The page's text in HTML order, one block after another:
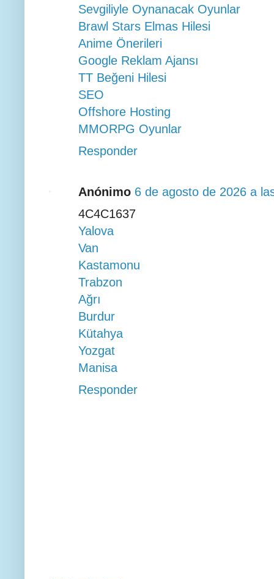
Sevgiliyle Oynanacak Oyunlar
Brawl Stars Elmas Hilesi
Anime Önerileri
Google Reklam Ajansı
TT Beğeni Hilesi
SEO
Offshore Hosting
MMORPG Oyunlar
Responder
Anónimo 6 de agosto de 2026 a
4C4C1637
Yalova
Van
Kastamonu
Trabzon
Ağrı
Burdur
Kütahya
Yozgat
Manisa
Responder